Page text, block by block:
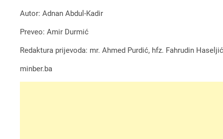
Autor: Adnan Abdul-Kadir
Preveo: Amir Durmić
Redaktura prijevoda: mr. Ahmed Purdić, hfz. Fahrudin Haseljić
minber.ba